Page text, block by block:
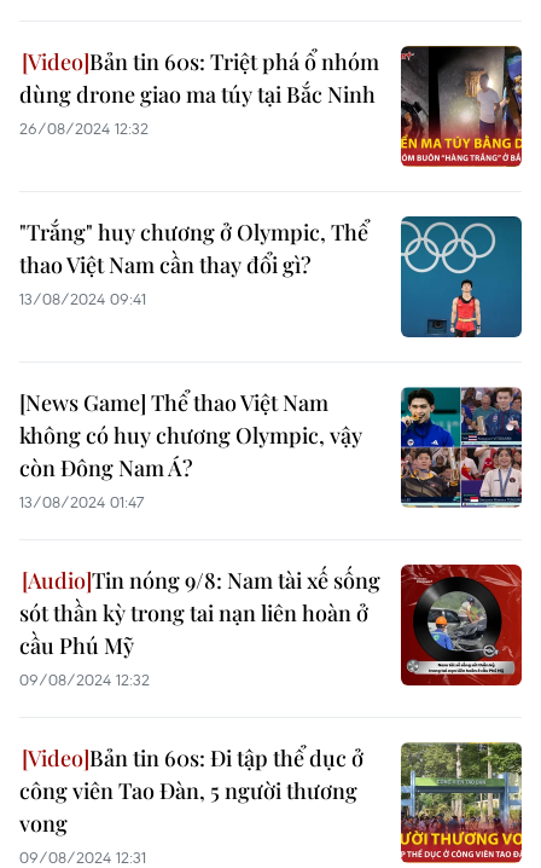
Bản tin 60s: Triệt phá ổ nhóm
dùng drone giao ma túy tại Bắc Ninh
26/08/2024 12:32
"Trắng" huy chương ở Olympic, Thể
thao Việt Nam cần thay đổi gì?
13/08/2024 09:41
[News Game] Thể thao Việt Nam
không có huy chương Olympic, vậy
còn Đông Nam Á?
13/08/2024 01:47
Tin nóng 9/8: Nam tài xế sống
sót thần kỳ trong tai nạn liên hoàn ở
cầu Phú Mỹ
09/08/2024 12:32
Bản tin 60s: Đi tập thể dục ở
công viên Tao Đàn, 5 người thương
vong
09/08/2024 12:31